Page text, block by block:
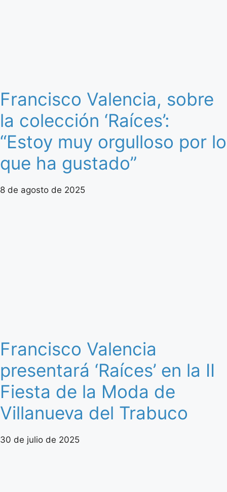
Francisco Valencia, sobre
la colección ‘Raíces’:
“Estoy muy orgulloso por lo
que ha gustado”
8 de agosto de 2025
Francisco Valencia
presentará ‘Raíces’ en la II
Fiesta de la Moda de
Villanueva del Trabuco
30 de julio de 2025